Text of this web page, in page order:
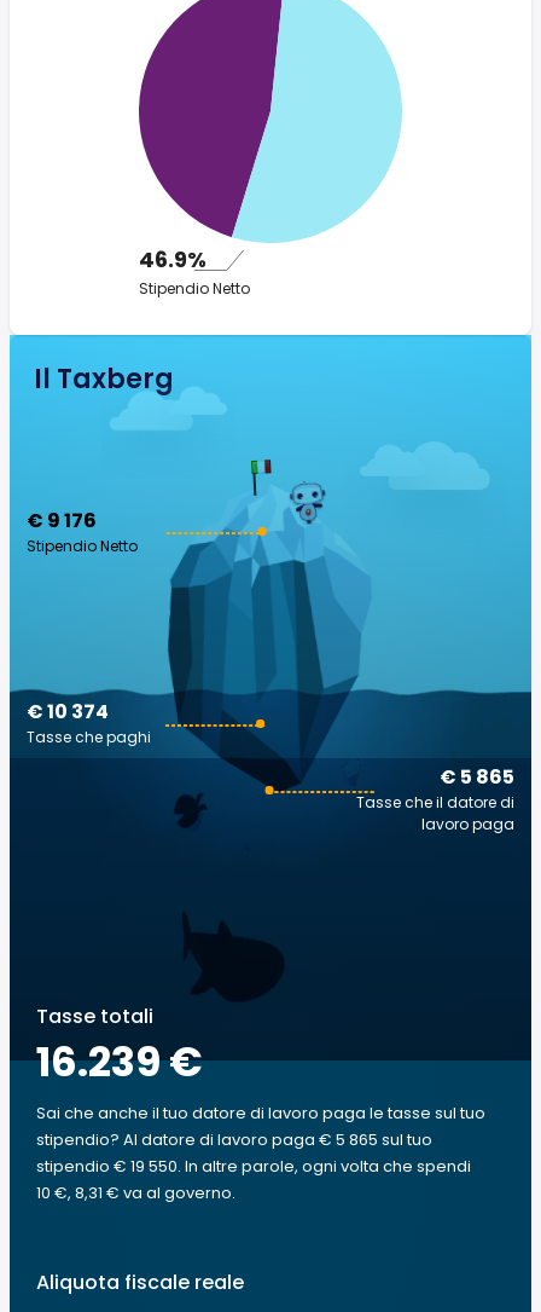
46.9%
Stipendio Netto
Il Taxberg
€ 9 176
Stipendio Netto
€ 5 865
Tasse che il datore di
lavoro paga
€ 10 374
Tasse che paghi
Tasse totali
16.239 €
Sai che anche il tuo datore di lavoro paga le tasse sul tuo
stipendio? Al datore di lavoro paga € 5 865 sul tuo
stipendio € 19 550. In altre parole, ogni volta che spendi
10 €, 8,31 € va al governo.
Aliquota fiscale reale